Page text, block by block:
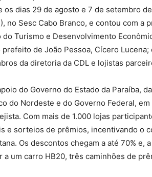
dias 29 de agosto e 7 de setembro
no Sesc Cabo Branco, e contou com a
Turismo e Desenvolvimento
de João Pessoa, Cícero
da diretoria da CDL e lojistas
do Governo do Estado da Paraíba,
do Nordeste e do Governo Federal,
Com mais de 1.000 lojas
e sorteios de prêmios, incentivando o
Os descontos chegam a até 70% e,
um carro HB20, três caminhões de